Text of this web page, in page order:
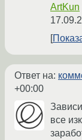
ArtKun
Ответ на:
+00:00
все